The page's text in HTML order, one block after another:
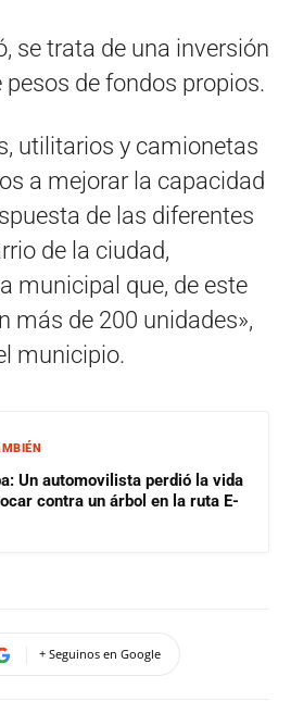
se trata de una inversión
pesos de fondos propios.
utilitarios y camionetas
a mejorar la capacidad
de las diferentes
de la ciudad,
municipal que, de este
más de 200 unidades»,
municipio.
Un automovilista perdió la vida
contra un árbol en la ruta E-
+ Seguinos en Google